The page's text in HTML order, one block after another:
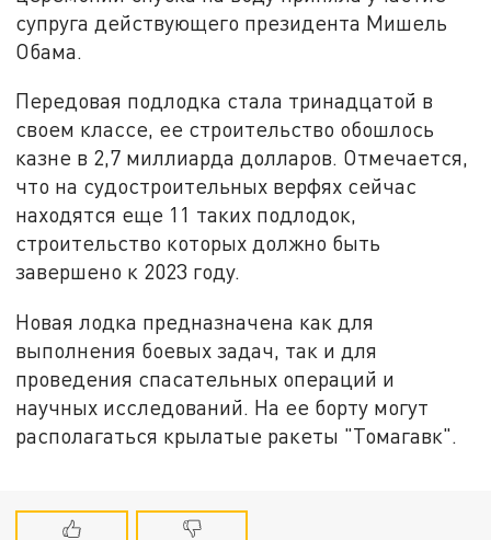
супруга действующего президента Мишель
Обама.
Передовая подлодка стала тринадцатой в
своем классе, ее строительство обошлось
казне в 2,7 миллиарда долларов. Отмечается,
что на судостроительных верфях сейчас
находятся еще 11 таких подлодок,
строительство которых должно быть
завершено к 2023 году.
Новая лодка предназначена как для
выполнения боевых задач, так и для
проведения спасательных операций и
научных исследований. На ее борту могут
располагаться крылатые ракеты "Томагавк".